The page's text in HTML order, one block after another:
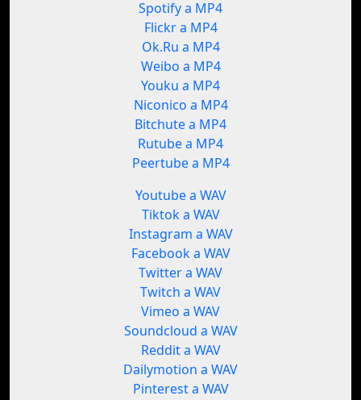
Spotify a MP4
Flickr a MP4
Ok.Ru a MP4
Weibo a MP4
Youku a MP4
Niconico a MP4
Bitchute a MP4
Rutube a MP4
Peertube a MP4
Youtube a WAV
Tiktok a WAV
Instagram a WAV
Facebook a WAV
Twitter a WAV
Twitch a WAV
Vimeo a WAV
Soundcloud a WAV
Reddit a WAV
Dailymotion a WAV
Pinterest a WAV